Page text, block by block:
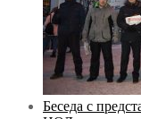
Беседа с